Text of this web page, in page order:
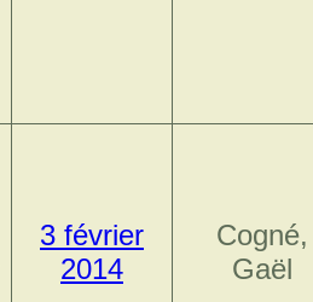
3 février
2014
Cogné,
Gaël